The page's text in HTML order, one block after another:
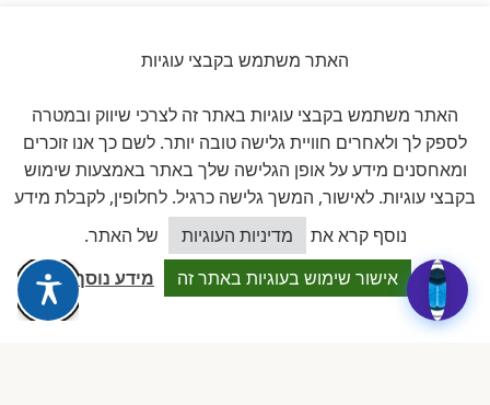
דירוג 5 ★ מתוך 5
★★★★★על בסיס11 ביקורות מאומתות
לכל הביקורות ב-Google
D
האתר משתמש בקבצי עוגיות
האתר משתמש בקבצי עוגיות באתר זה לצרכי שיווק ובמטרה
לספק לך ולאחרים חוויית גלישה טובה יותר. לשם כך אנו זוכרים
ומאחסנים מידע על אופן הגלישה שלך באתר באמצעות שימוש
בקבצי עוגיות. לאישור, המשך גלישה כרגיל. לחלופין, לקבלת מידע
נוסף קרא את
מדיניות העוגיות
של האתר.
אישור שימוש בעוגיות באתר זה
מידע נוסף